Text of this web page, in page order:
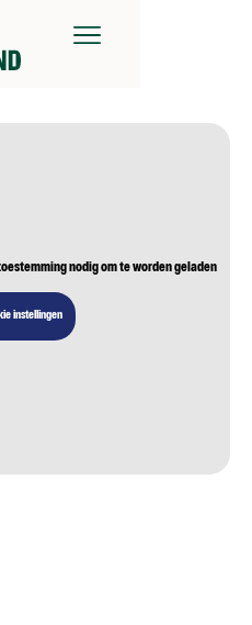
nodig om te worden geladen
instellingen